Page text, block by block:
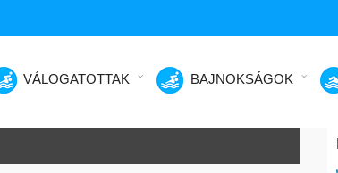
VÁLOGATOTTAK BAJNOKSÁGOK